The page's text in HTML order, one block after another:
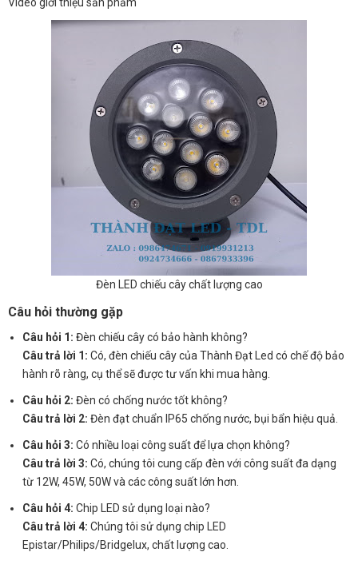
Đèn LED chiếu cây chất lượng cao
Câu hỏi thường gặp
Câu hỏi 1: Đèn chiếu cây có bảo hành không?
Câu trả lời 1: Có, đèn chiếu cây của Thành Đạt Led có chế độ bảo
hành rõ ràng, cụ thể sẽ được tư vấn khi mua hàng.
Câu hỏi 2: Đèn có chống nước tốt không?
Câu trả lời 2: Đèn đạt chuẩn IP65 chống nước, bụi bẩn hiệu quả.
Câu hỏi 3: Có nhiều loại công suất để lựa chọn không?
Câu trả lời 3: Có, chúng tôi cung cấp đèn với công suất đa dạng
từ 12W, 45W, 50W và các công suất lớn hơn.
Câu hỏi 4: Chip LED sử dụng loại nào?
Câu trả lời 4: Chúng tôi sử dụng chip LED
Epistar/Philips/Bridgelux, chất lượng cao.